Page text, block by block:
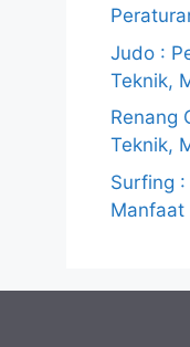
Judo :
Teknik,
Renang
Teknik,
Surfing
Manfaat